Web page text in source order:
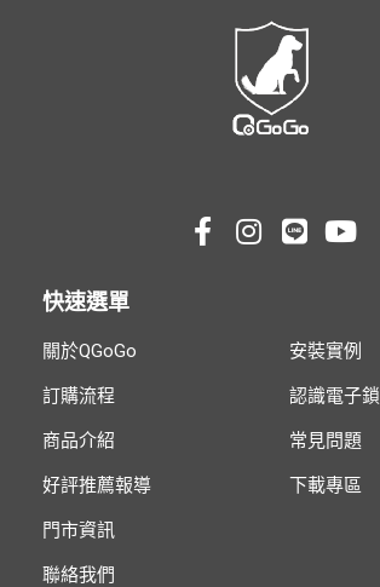
快速選單
關於QGoGo
訂購流程
商品介紹
好評推薦報導
門市資訊
聯絡我們
安裝實例
認識電子鎖
常見問題
下載專區